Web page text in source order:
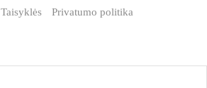
Taisyklės Privatumo politika